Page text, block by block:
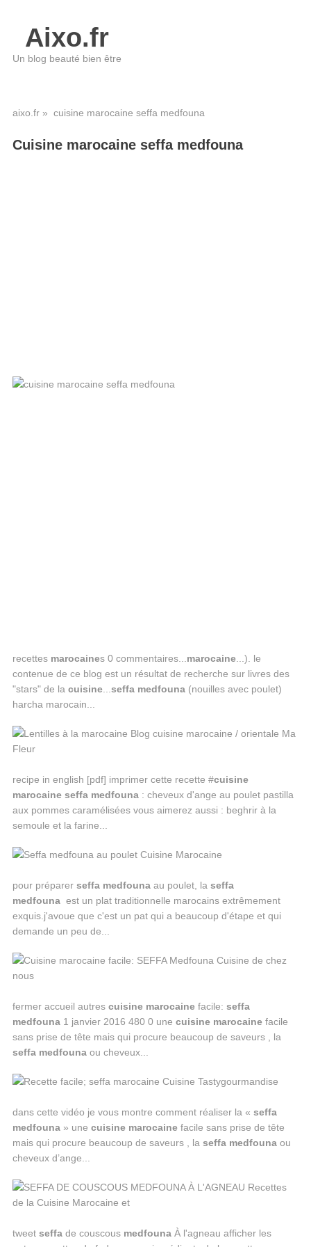
Aixo.fr
Un blog beauté bien être
aixo.fr» cuisine marocaine seffa medfouna
Cuisine marocaine seffa medfouna
recettes marocaines 0 commentaires... marocaine...). le
contenue de ce blog est un résultat de recherche sur livres des
"stars" de la cuisine... seffa medfouna(nouilles avec poulet)
harcha marocain...
recipe in english [pdf] imprimer cette recette #cuisine
marocaine seffa medfouna: cheveux d'ange au poulet pastilla
aux pommes caramélisées vous aimerez aussi : beghrir à la
semoule et la farine...
pour préparer seffa medfounaau poulet, la seffa
medfounaest un plat traditionnelle marocains extrêmement
exquis.j'avoue que c'est un pat qui a beaucoup d'étape et qui
demande un peu de...
fermer accueil autres cuisine marocainefacile: seffa
medfouna1 janvier 2016 480 0 une cuisine marocainefacile
sans prise de tête mais qui procure beaucoup de saveurs , la
seffa medfounaou cheveux...
dans cette vidéo je vous montre comment réaliser la « seffa
medfouna» une cuisine marocainefacile sans prise de tête
mais qui procure beaucoup de saveurs , la seffa medfounaou
cheveux d’ange...
tweet seffade couscous medfounaÀ l'agneau afficher les